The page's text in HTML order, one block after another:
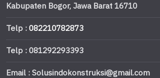
Kabupaten Bogor, Jawa Barat 16710
Telp :082210782873
Telp : 081292293393
Email : Solusindokonstruksi@gmail.com